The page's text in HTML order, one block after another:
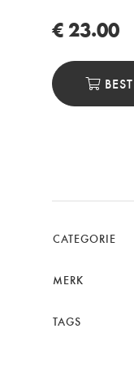
€ 23.00
CATEGORIE
MERK
TAGS